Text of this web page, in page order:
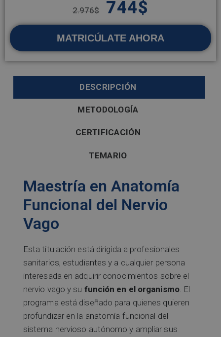
2.976$ 744$
MATRICÚLATE AHORA
DESCRIPCIÓN
METODOLOGÍA
CERTIFICACIÓN
TEMARIO
Maestría en Anatomía
Funcional del Nervio
Vago
Esta titulación está dirigida a profesionales
sanitarios, estudiantes y a cualquier persona
interesada en adquirir conocimientos sobre el
nervio vago y su función en el organismo. El
programa está diseñado para quienes quieren
profundizar en la anatomía funcional del
sistema nervioso autónomo y ampliar sus